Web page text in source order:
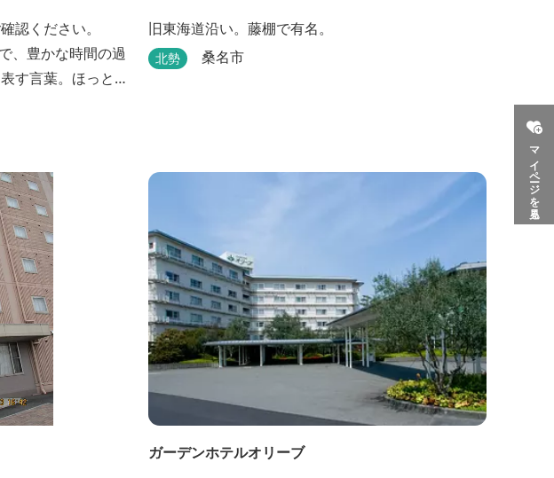
マイページを見る
認ください。
、豊かな時間の過
す言葉。ほっと
体験を通して得
アウトドアフィ
ンしました...
旧東海道沿い。藤棚で有名。
北勢 桑名市
ガーデンホテルオリーブ